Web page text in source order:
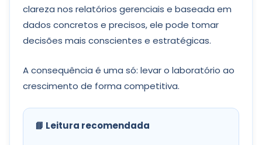
clareza nos relatórios gerenciais e baseada em
dados concretos e precisos, ele pode tomar
decisões mais conscientes e estratégicas.
A consequência é uma só: levar o laboratório ao
crescimento de forma competitiva.
📘 Leitura recomendada